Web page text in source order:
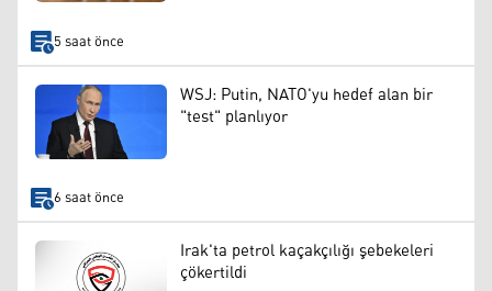
5 saat önce
WSJ: Putin, NATO'yu hedef alan bir
"test" planlıyor
6 saat önce
Irak'ta petrol kaçakçılığı şebekeleri
çökertildi